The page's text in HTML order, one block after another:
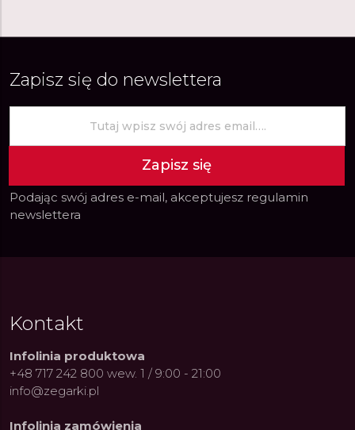
Zapisz się do newslettera
Zapisz się
Podając swój adres e-mail, akceptujesz regulamin
newslettera
Kontakt
Infolinia produktowa
+48 717 242 800 wew. 1 / 9:00 - 21:00
info@zegarki.pl
Infolinia zamówienia